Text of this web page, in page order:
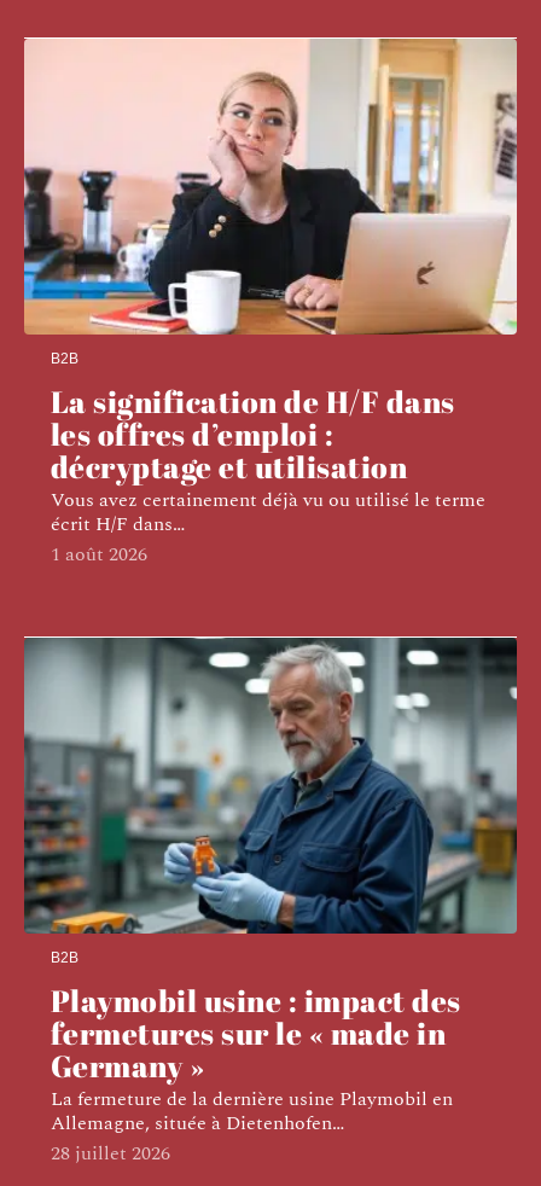
B2B
La signification de H/F dans
les offres d’emploi :
décryptage et utilisation
Vous avez certainement déjà vu ou utilisé le terme
écrit H/F dans…
1 août 2026
B2B
Playmobil usine : impact des
fermetures sur le « made in
Germany »
La fermeture de la dernière usine Playmobil en
Allemagne, située à Dietenhofen…
28 juillet 2026